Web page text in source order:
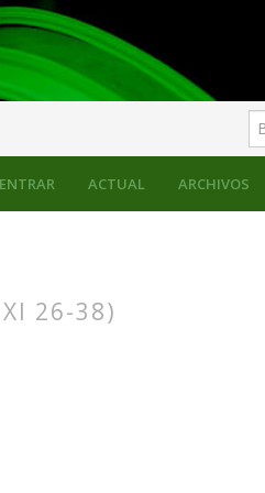
ACTUAL ARCHIVOS
ENTRAR
26-38)